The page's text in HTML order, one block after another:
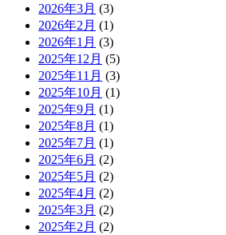
2026年3月 (3)
2026年2月 (1)
2026年1月 (3)
2025年12月 (5)
2025年11月 (3)
2025年10月 (1)
2025年9月 (1)
2025年8月 (1)
2025年7月 (1)
2025年6月 (2)
2025年5月 (2)
2025年4月 (2)
2025年3月 (2)
2025年2月 (2)